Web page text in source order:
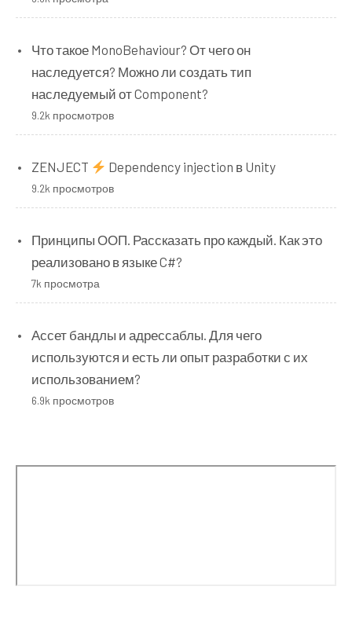
Что такое MonoBehaviour? От чего он
наследуется? Можно ли создать тип
наследуемый от Component?
9.2k просмотров
ZENJECT Dependency injection в Unity
9.2k просмотров
Принципы ООП. Рассказать про каждый. Как это
реализовано в языке C#?
7k просмотра
Ассет бандлы и адрессаблы. Для чего
используются и есть ли опыт разработки с их
использованием?
6.9k просмотров